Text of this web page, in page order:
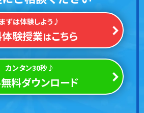
まずは体験しよう♪
験授業はこちら
カンタン30秒♪
料ダウンロード